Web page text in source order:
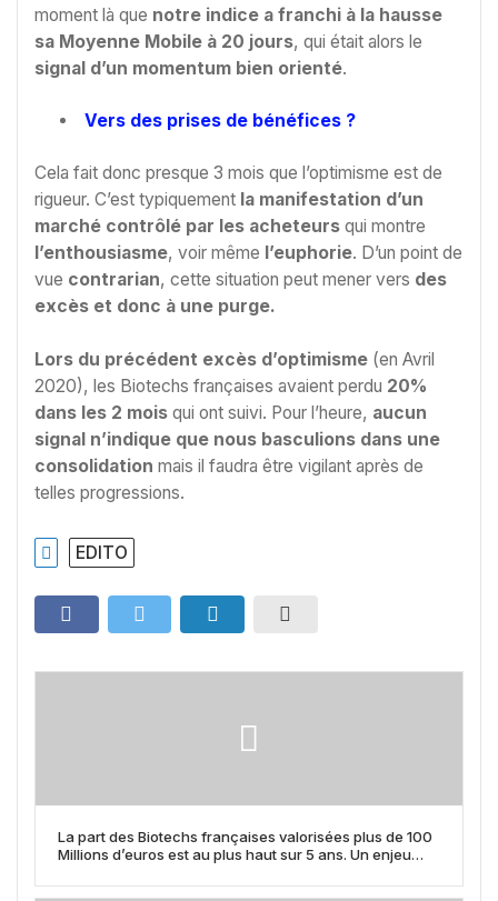
moment là que notre indice a franchi à la hausse
sa Moyenne Mobile à 20 jours, qui était alors le
signal d’un momentum bien orienté.
Vers des prises de bénéfices ?
Cela fait donc presque 3 mois que l’optimisme est de
rigueur. C’est typiquement la manifestation d’un
marché contrôlé par les acheteurs qui montre
l’enthousiasme, voir même l’euphorie. D’un point de
vue contrarian, cette situation peut mener vers des
excès et donc à une purge.
Lors du précédent excès d’optimisme (en Avril
2020), les Biotechs françaises avaient perdu 20%
dans les 2 mois qui ont suivi. Pour l’heure, aucun
signal n’indique que nous basculions dans une
consolidation mais il faudra être vigilant après de
telles progressions.
EDITO
La part des Biotechs françaises valorisées plus de 100
Millions d’euros est au plus haut sur 5 ans. Un enjeu